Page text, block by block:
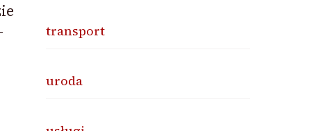
transport
uroda